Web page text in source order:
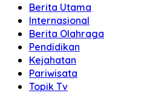
Berita Utama
Internasional
Berita Olahraga
Pendidikan
Kejahatan
Pariwisata
Topik Tv